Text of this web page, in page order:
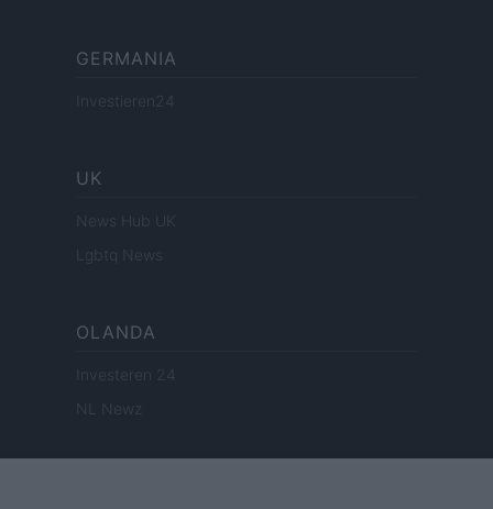
GERMANIA
Investieren24
UK
News Hub UK
Lgbtq News
OLANDA
Investeren 24
NL Newz